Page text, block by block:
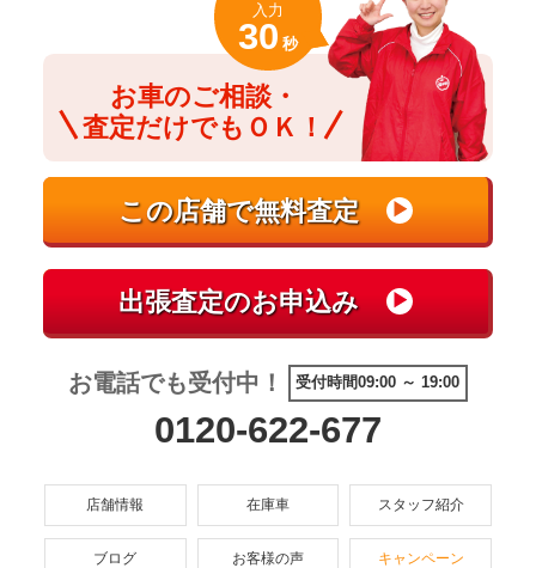
お車のご相談・
査定だけでもＯＫ！
入力
30 秒
お電話でも受付中！ 受付時間09:00 ～ 19:00
0120-622-677
店舗情報 在庫車 スタッフ紹介
ブログ お客様の声 キャンペーン